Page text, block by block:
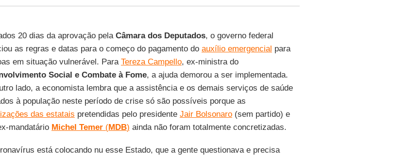
20 dias da aprovação pela Câmara dos Deputados, o governo federal
as regras e datas para o começo do pagamento do auxílio emergencial para
em situação vulnerável. Para Tereza Campello, ex-ministra do
Social e Combate à Fome, a ajuda demorou a ser implementada.
lado, a economista lembra que a assistência e os demais serviços de saúde
à população neste período de crise só são possíveis porque as
das estatais pretendidas pelo presidente Jair Bolsonaro(sem partido) e
mandatário Michel Temer(MDB) ainda não foram totalmente concretizadas.
está colocando nu esse Estado, que a gente questionava e precisa